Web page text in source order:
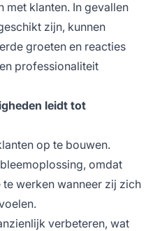
met klanten. In gevallen
zijn, kunnen
groeten en reacties
professionaliteit
leidt tot
op te bouwen.
omdat
werken wanneer zij zich
verbeteren, wat